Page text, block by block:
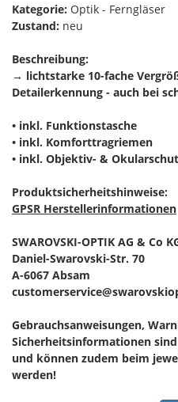
Kategorie: Optik - Ferngläser
Zustand: neu
Beschreibung:
→ lichtstarke 10-fache
Detailerkennung - auch bei
• inkl. Funktionstasche
• inkl. Komforttragriemen
• inkl. Objektiv- &
Produktsicherheitshinweise:
GPSR Herstellerinformationen
SWAROVSKI-OPTIK AG & Co
Daniel-Swarovski-Str. 70
A-6067 Absam
Gebrauchsanweisungen,
Sicherheitsinformationen
und können zudem beim
werden!